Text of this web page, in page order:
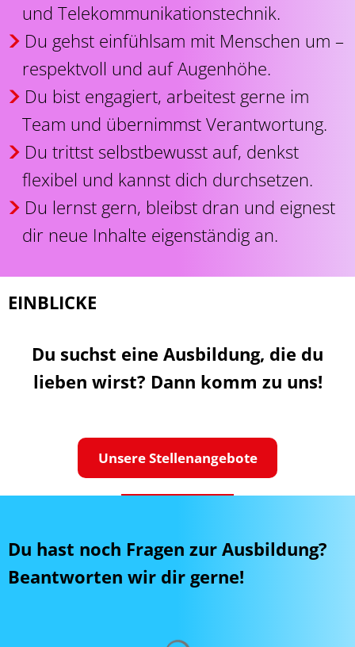
und Telekommunikationstechnik.
Du gehst einfühlsam mit Menschen um –
respektvoll und auf Augenhöhe.
Du bist engagiert, arbeitest gerne im
Team und übernimmst Verantwortung.
Du trittst selbstbewusst auf, denkst
flexibel und kannst dich durchsetzen.
Du lernst gern, bleibst dran und eignest
dir neue Inhalte eigenständig an.
EINBLICKE
Du suchst eine Ausbildung, die du
lieben wirst? Dann komm zu uns!
Unsere Stellenangebote
Du hast noch Fragen zur Ausbildung?
Beantworten wir dir gerne!